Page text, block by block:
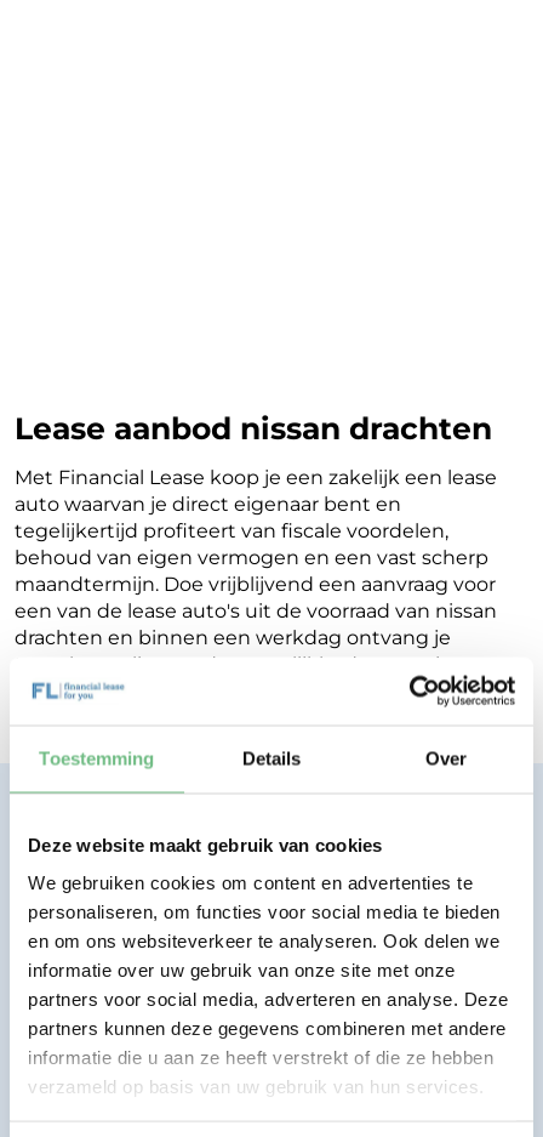
Toestemming Details Over
Deze website maakt gebruik van cookies
We gebruiken cookies om content en advertenties te
personaliseren, om functies voor social media te bieden
en om ons websiteverkeer te analyseren. Ook delen we
informatie over uw gebruik van onze site met onze
partners voor social media, adverteren en analyse. Deze
partners kunnen deze gegevens combineren met andere
informatie die u aan ze heeft verstrekt of die ze hebben
verzameld op basis van uw gebruik van hun services.
Lease aanbod nissan drachten
Met Financial Lease koop je een zakelijk een lease
auto waarvan je direct eigenaar bent en
tegelijkertijd profiteert van fiscale voordelen,
behoud van eigen vermogen en een vast scherp
maandtermijn. Doe vrijblijvend een aanvraag voor
een van de lease auto's uit de voorraad van nissan
drachten en binnen een werkdag ontvang je
terugkoppeling op de mogelijkheden voor jouw
Financial Lease.
Eenvoudig, transparant, vertrouwd.
Bekijk lease aanbod